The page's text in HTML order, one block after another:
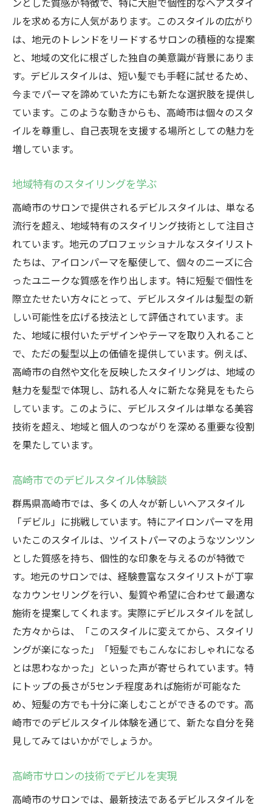
ルを求める方に人気があります。このスタイルの広がり
は、地元のトレンドをリードするサロンの積極的な提案
と、地域の文化に根ざした独自の美意識が背景にありま
す。デビルスタイルは、短い髪でも手軽に試せるため、
今までパーマを諦めていた方にも新たな選択肢を提供し
ています。このような動きからも、高崎市は個々のスタ
イルを尊重し、自己表現を支援する場所としての魅力を
増しています。
地域特有のスタイリングを学ぶ
高崎市のサロンで提供されるデビルスタイルは、単なる
流行を超え、地域特有のスタイリング技術として注目さ
れています。地元のプロフェッショナルなスタイリスト
たちは、アイロンパーマを駆使して、個々のニーズに合
ったユニークな質感を作り出します。特に短髪で個性を
際立たせたい方々にとって、デビルスタイルは髪型の新
しい可能性を広げる技法として評価されています。ま
た、地域に根付いたデザインやテーマを取り入れること
で、ただの髪型以上の価値を提供しています。例えば、
高崎市の自然や文化を反映したスタイリングは、地域の
魅力を髪型で体現し、訪れる人々に新たな発見をもたら
しています。このように、デビルスタイルは単なる美容
技術を超え、地域と個人のつながりを深める重要な役割
を果たしています。
高崎市でのデビルスタイル体験談
群馬県高崎市では、多くの人々が新しいヘアスタイル
「デビル」に挑戦しています。特にアイロンパーマを用
いたこのスタイルは、ツイストパーマのようなツンツン
とした質感を持ち、個性的な印象を与えるのが特徴で
す。地元のサロンでは、経験豊富なスタイリストが丁寧
なカウンセリングを行い、髪質や希望に合わせて最適な
施術を提案してくれます。実際にデビルスタイルを試し
た方々からは、「このスタイルに変えてから、スタイリ
ングが楽になった」「短髪でもこんなにおしゃれになる
とは思わなかった」といった声が寄せられています。特
にトップの長さが5センチ程度あれば施術が可能なた
め、短髪の方でも十分に楽しむことができるのです。高
崎市でのデビルスタイル体験を通じて、新たな自分を発
見してみてはいかがでしょうか。
高崎市サロンの技術でデビルを実現
高崎市のサロンでは、最新技法であるデビルスタイルを